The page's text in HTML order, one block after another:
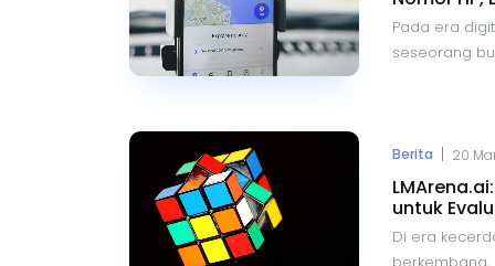
Pada era
seseorang
dengan
hingga
metode yang
lokasi
Berita 20
untuk
Di era